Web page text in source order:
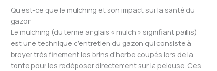
Qu’est-ce que le mulching et son impact sur la santé du
gazon
Le mulching (du terme anglais « mulch » signifiant paillis)
est une technique d’entretien du gazon qui consiste à
broyer très finement les brins d’herbe coupés lors de la
tonte pour les redéposer directement sur la pelouse. Ces